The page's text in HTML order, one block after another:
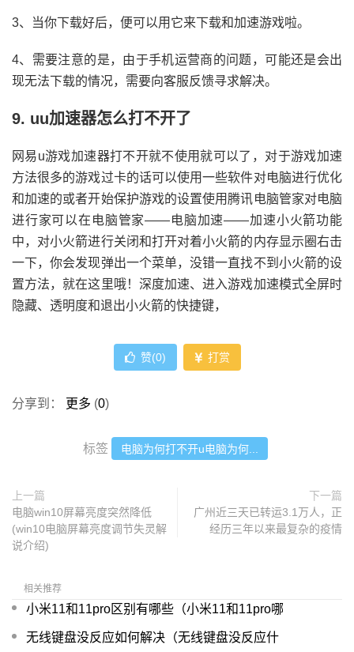
3、当你下载好后，便可以用它来下载和加速游戏啦。
4、需要注意的是，由于手机运营商的问题，可能还是会出
现无法下载的情况，需要向客服反馈寻求解决。
9. uu加速器怎么打不开了
网易u游戏加速器打不开就不使用就可以了，对于游戏加速
方法很多的游戏过卡的话可以使用一些软件对电脑进行优化
和加速的或者开始保护游戏的设置使用腾讯电脑管家对电脑
进行家可以在电脑管家——电脑加速——加速小火箭功能
中，对小火箭进行关闭和打开对着小火箭的内存显示圈右击
一下，你会发现弹出一个菜单，没错一直找不到小火箭的设
置方法，就在这里哦！深度加速、进入游戏加速模式全屏时
隐藏、透明度和退出小火箭的快捷键，
赞(0) 打赏
分享到： 更多 (0)
标签 电脑为何打不开u电脑为何...
上一篇
电脑win10屏幕亮度突然降低
(win10电脑屏幕亮度调节失灵解
说介绍)
下一篇
广州近三天已转运3.1万人，正
经历三年以来最复杂的疫情
相关推荐
小米11和11pro区别有哪些（小米11和11pro哪
无线键盘没反应如何解决（无线键盘没反应什